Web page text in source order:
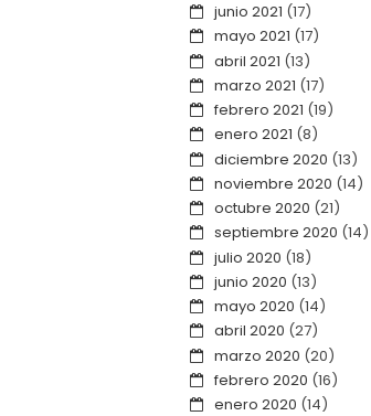
junio 2021 (17)
mayo 2021 (17)
abril 2021 (13)
marzo 2021 (17)
febrero 2021 (19)
enero 2021 (8)
diciembre 2020 (13)
noviembre 2020 (14)
octubre 2020 (21)
septiembre 2020 (14)
julio 2020 (18)
junio 2020 (13)
mayo 2020 (14)
abril 2020 (27)
marzo 2020 (20)
febrero 2020 (16)
enero 2020 (14)